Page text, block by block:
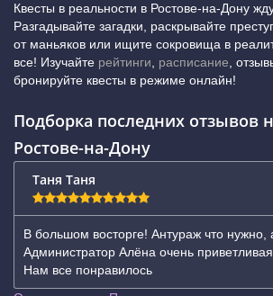
Квесты в реальности в Ростове-на-Дону
Разгадывайте загадки, раскрывайте
от маньяков или ищите сокровища в
все! Изучайте рейтинги расписание ,
бронируйте квесты в режиме онлайн!
Подборка последних отзывов
Ростове-на-Дону
Таня Таня
В большом восторге! Антураж что нужно,
Администратор Алёна очень
Нам все понравилось